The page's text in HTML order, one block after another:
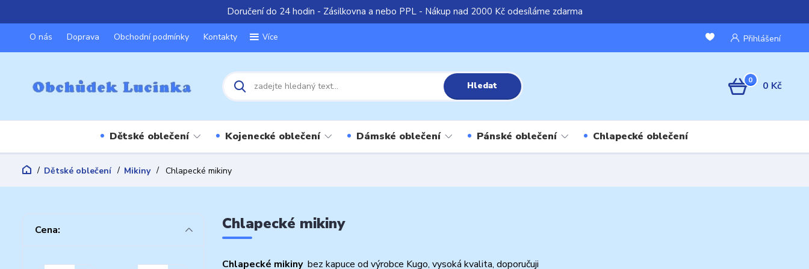
Doručení do 24 hodin - Zásilkovna a nebo PPL - Nákup nad 2000 Kč odesíláme zdarma
O nás Doprava Obchodní podmínky Kontakty Více Přihlášení
Hledat 0 0 Kč
Dětské oblečení Kojenecké oblečení Dámské oblečení Pánské oblečení Chlapecké oblečení
Dětské oblečení Mikiny Chlapecké mikiny
Chlapecké mikiny
Chlapecké mikinybez kapuce od výrobce Kugo, vysoká kvalita, doporučuji
Cena: